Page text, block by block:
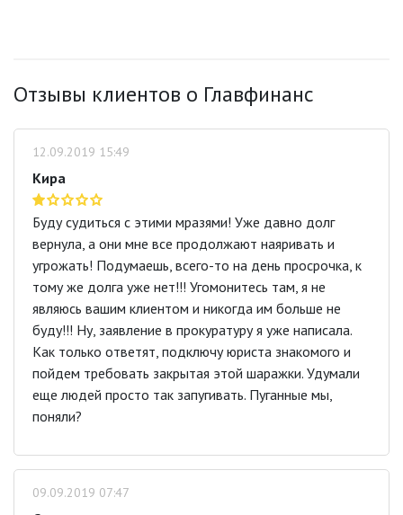
Отзывы клиентов о Главфинанс
12.09.2019 15:49
Кира
Буду судиться с этими мразями! Уже давно долг
вернула, а они мне все продолжают наяривать и
угрожать! Подумаешь, всего-то на день просрочка, к
тому же долга уже нет!!! Угомонитесь там, я не
являюсь вашим клиентом и никогда им больше не
буду!!! Ну, заявление в прокуратуру я уже написала.
Как только ответят, подключу юриста знакомого и
пойдем требовать закрытая этой шаражки. Удумали
еще людей просто так запугивать. Пуганные мы,
поняли?
09.09.2019 07:47